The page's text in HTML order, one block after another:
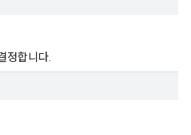
정합니다.